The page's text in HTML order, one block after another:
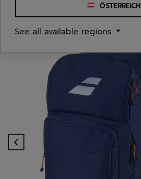
ÖSTERREICH
See all available regions